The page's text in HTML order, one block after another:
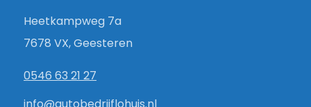
Heetkampweg 7a
7678 VX, Geesteren
0546 63 21 27
info@autobedrijflohuis.nl